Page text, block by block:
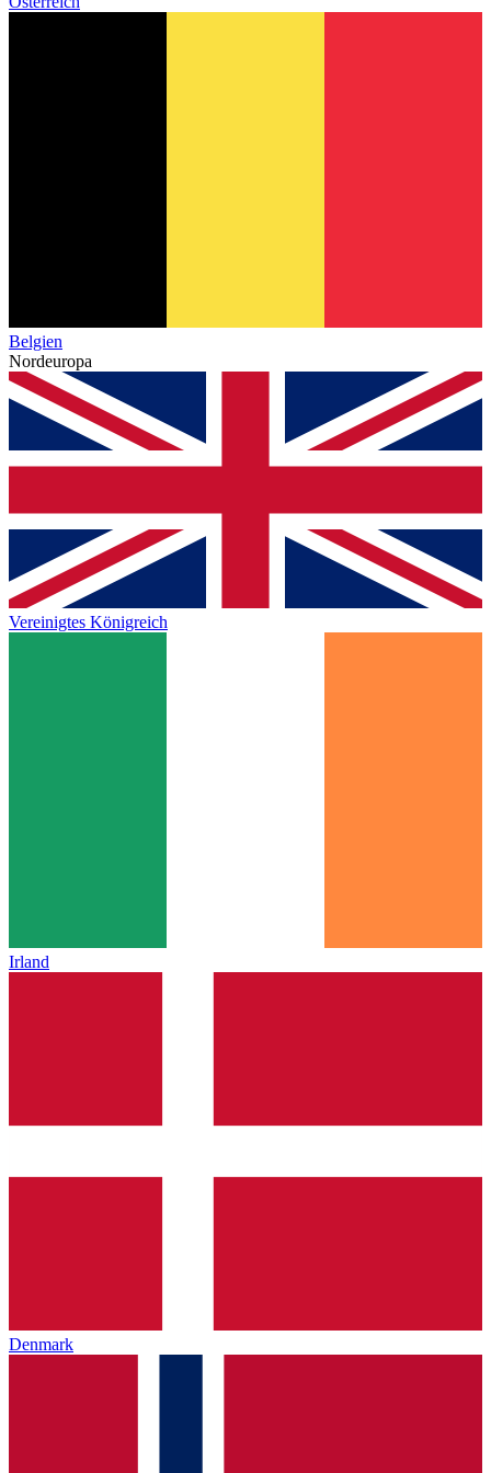
Belgien
Nordeuropa
Vereinigtes Königreich
Irland
Denmark